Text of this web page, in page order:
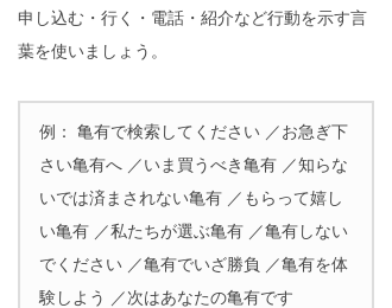
申し込む・行く・電話・紹介など行動を示す言
葉を使いましょう。
例： 亀有で検索してください ／お急ぎ下
さい亀有へ ／いま買うべき亀有 ／知らな
いでは済まされない亀有 ／もらって嬉し
い亀有 ／私たちが選ぶ亀有 ／亀有しない
でください ／亀有でいざ勝負 ／亀有を体
験しよう ／次はあなたの亀有です